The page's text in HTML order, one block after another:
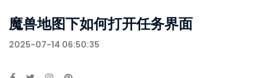
魔兽地图下如何打开任务界面
2025-07-14 06:50:35